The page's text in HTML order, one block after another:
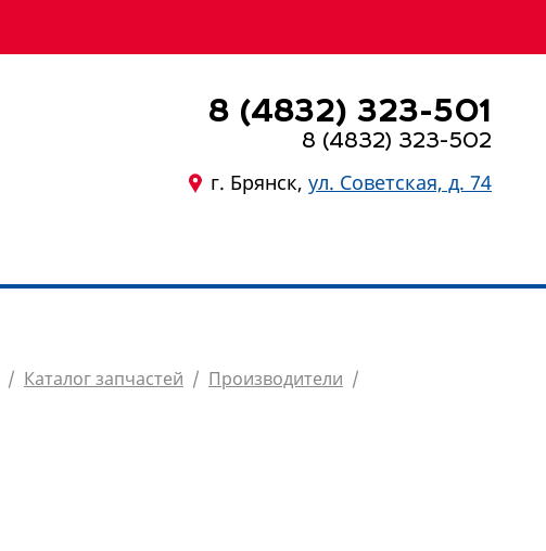
8 (4832) 323-501
8 (4832) 323-502
г. Брянск, ул. Советская, д. 74
/ Каталог запчастей / Производители /